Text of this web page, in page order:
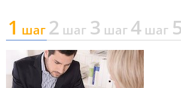
1 шаг 2 шаг 3 шаг 4 шаг